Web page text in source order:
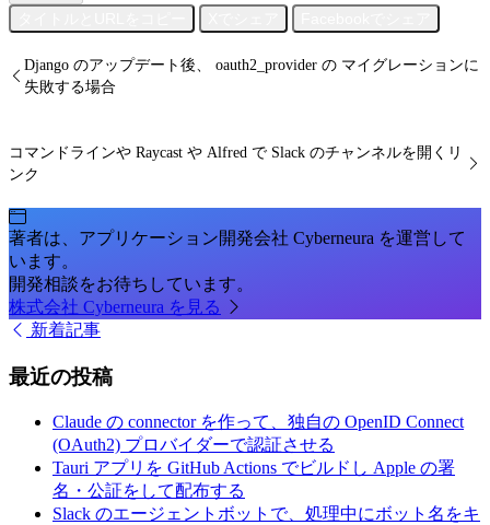
Django のアップデート後、 oauth2_provider の マイグレーションに
失敗する場合
コマンドラインや Raycast や Alfred で Slack のチャンネルを開くリ
ンク
著者は、アプリケーション開発会社 Cyberneura を運営して
います。
開発相談をお待ちしています。
株式会社 Cyberneura を見る
新着記事
最近の投稿
Claude の connector を作って、独自の OpenID Connect
(OAuth2) プロバイダーで認証させる
Tauri アプリを GitHub Actions でビルドし Apple の署
名・公証をして配布する
Slack のエージェントボットで、処理中にボット名をキ